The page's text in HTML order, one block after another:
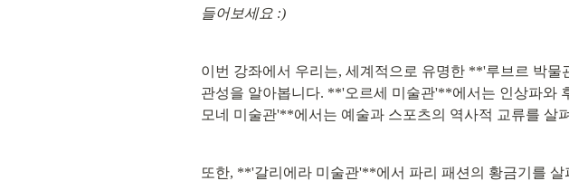
들어보세요 :)
이번 강좌에서 우리는, 세계적으로 유명한 **'루브르 박
관성을 알아봅니다. **'오르세 미술관'**에서는 인상파와
모네 미술관'**에서는 예술과 스포츠의 역사적 교류를 살
또한, **'갈리에라 미술관'**에서 파리 패션의 황금기를